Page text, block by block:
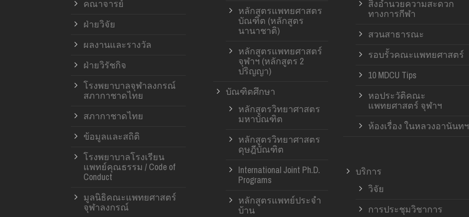
คณาจารย์
ฝ่ายวิจัย
ผลงานและรางวัล
ฝ่ายวิรัชกิจ
โรงพยาบาลจุฬาลงกรณ์
สภากาชาดไทย
สภากาชาดไทย
ข้อมูลและสถิติ
โรงพยาบาลโรงเรียน
แพทย์คุณธรรม / Code of
Conduct
มูลนิธิคณะแพทยศาสตร์
จุฬาลงกรณ์
หลักสูตรแพทยศาสตร
บัณฑิต (หลักสูตร
นานาชาติ)
หลักสูตรแพทยศาสตร์
จุฬาฯ (หลักสูตร 2
ปริญญา)
บัณฑิตศึกษา
หลักสูตรวิทยาศาสตร
มหาบัณฑิต
หลักสูตรวิทยาศาสตร
ดุษฎีบัณฑิต
International Joint Ph.D.
Programs
หลักสูตรแพทย์ประจำ
บ้าน
สิ่งอำนวยความสะดวก
ทางการกีฬา
สวนสาธารณะ
รอบรั้วคณะแพทยศาสตร์
10 MDCU Tips
หอประวัติคณะ
แพทยศาสตร์ จุฬาฯ
ห้องเรื่อง ในหลวงอานันทฯ
บริการ
วิจัย
การประชุมวิชาการ